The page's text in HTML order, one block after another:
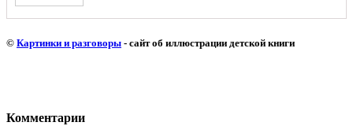
© Картинки и разговоры - сайт об иллюстрации детской книги
Комментарии